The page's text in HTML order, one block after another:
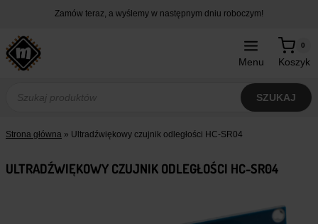
treści
Zamów teraz, a wyślemy w następnym dniu roboczym!
Menu Koszyk
0
produktów
SZUKAJ
Strona główna » Ultradźwiękowy czujnik odległości HC-SR04
ULTRADŹWIĘKOWY CZUJNIK ODLEGŁOŚCI HC-SR04